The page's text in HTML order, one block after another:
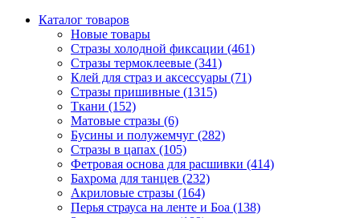
Каталог товаров
Новые товары
Стразы холодной фиксации (461)
Стразы термоклеевые (341)
Клей для страз и аксессуары (71)
Стразы пришивные (1315)
Ткани (152)
Матовые стразы (6)
Бусины и полужемчуг (282)
Стразы в цапах (105)
Фетровая основа для расшивки (414)
Бахрома для танцев (232)
Акриловые стразы (164)
Перья страуса на ленте и Боа (138)